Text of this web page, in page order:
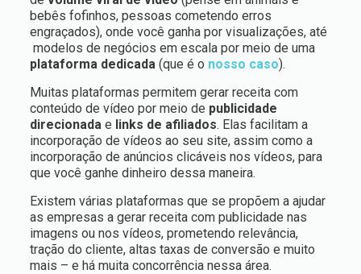
bebês fofinhos, pessoas cometendo erros
engraçados), onde você ganha por visualizações, até
modelos de negócios em escala por meio de uma
plataforma dedicada(que é o nosso caso).
Muitas plataformas permitem gerar receita com
conteúdo de vídeo por meio de publicidade
direcionadae links de afiliados. Elas facilitam a
incorporação de vídeos ao seu site, assim como a
incorporação de anúncios clicáveis nos vídeos, para
que você ganhe dinheiro dessa maneira.
Existem várias plataformas que se propõem a ajudar
as empresas a gerar receita com publicidade nas
imagens ou nos vídeos, prometendo relevância,
tração do cliente, altas taxas de conversão e muito
mais – e há muita concorrência nessa área.